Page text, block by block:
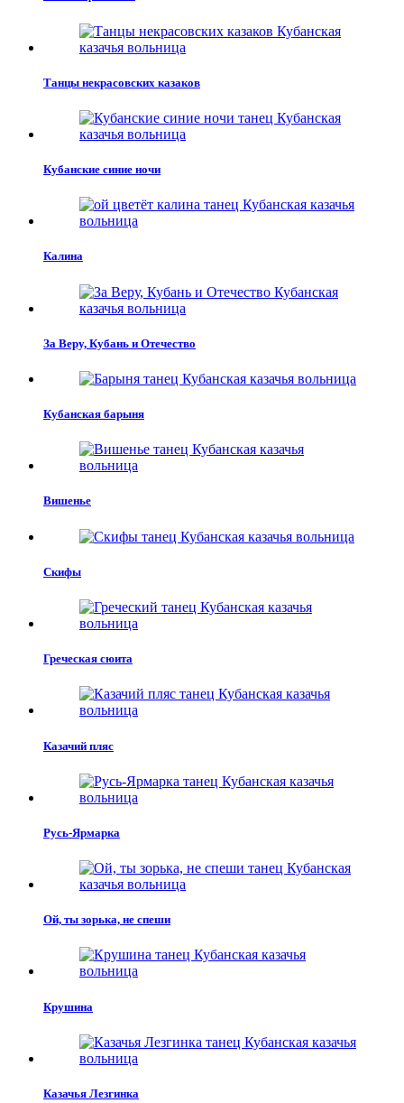
Танцы некрасовских казаков
Кубанские синие ночи
Калина
За Веру, Кубань и Отечество
Кубанская барыня
Вишенье
Скифы
Греческая сюита
Казачий пляс
Русь-Ярмарка
Ой, ты зорька, не спеши
Крушина
Казачья Лезгинка